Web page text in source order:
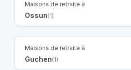
Maisons de retraite à
Ossun(1)
Maisons de retraite à
Guchen(1)